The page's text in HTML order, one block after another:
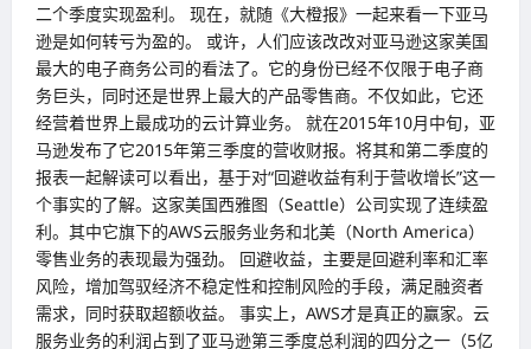
二个季度实现盈利。 现在，就随《大橙报》一起来看一下亚马
逊是如何转亏为盈的。 或许，人们应该改改对亚马逊这家美国
最大的电子商务公司的看法了。它的身份已经不仅限于电子商
务巨头，同时还是世界上最大的产品零售商。不仅如此，它还
经营着世界上最成功的云计算业务。 就在2015年10月中旬，亚
马逊发布了它2015年第三季度的营收财报。将其和第二季度的
报表一起解读可以看出，基于对“回避收益有利于营收增长”这一
个事实的了解。这家美国西雅图（Seattle）公司实现了连续盈
利。其中它旗下的AWS云服务业务和北美（North America）
零售业务的表现最为强劲。 回避收益，主要是回避利率和汇率
风险，增加驾驭经济不稳定性和控制风险的手段，满足融资者
需求，同时获取超额收益。 事实上，AWS才是真正的赢家。云
服务业务的利润占到了亚马逊第三季度总利润的四分之一（5亿